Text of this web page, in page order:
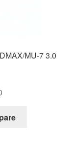
MU-7 3.0
Current
is: